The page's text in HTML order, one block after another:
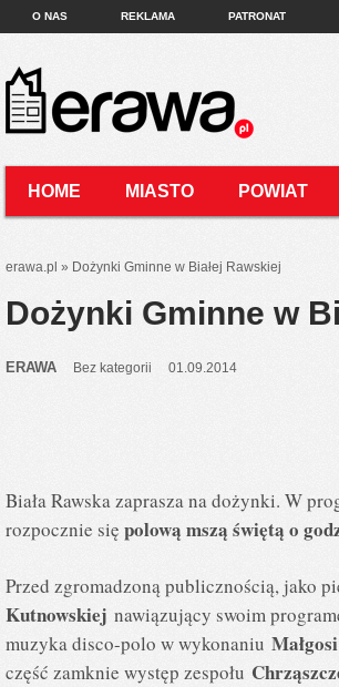
O NAS REKLAMA PATRONAT
HOME MIASTO POWIAT
erawa.pl » Dożynki Gminne w Białej Rawskiej
Dożynki Gminne w
ERAWA Bez kategorii 01.09.2014
Biała Rawska zaprasza na dożynki. W
rozpocznie się polową mszą świętą o
Przed zgromadzoną publicznością, jako
Kutnowskiej nawiązujący swoim
muzyka disco-polo w wykonaniu Małgosi
część zamknie występ zespołu